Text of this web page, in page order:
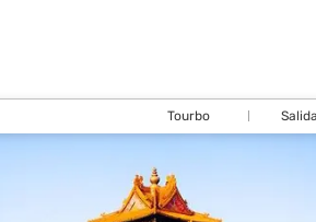
Tourbo